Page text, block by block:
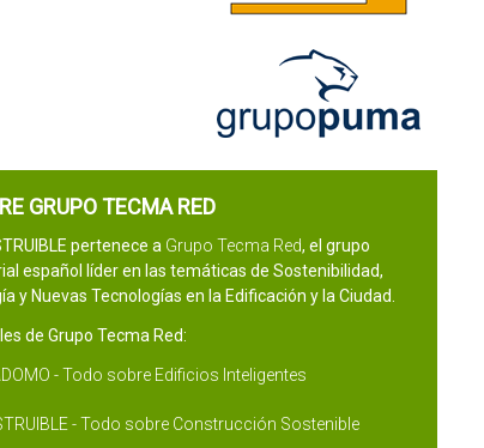
GRUPO TECMA RED
pertenece a Grupo Tecma Red, el grupo
español líder en las temáticas de Sostenibilidad,
y Nuevas Tecnologías en la Edificación y la Ciudad.
de Grupo Tecma Red:
- Todo sobre Edificios Inteligentes
- Todo sobre Construcción Sostenible